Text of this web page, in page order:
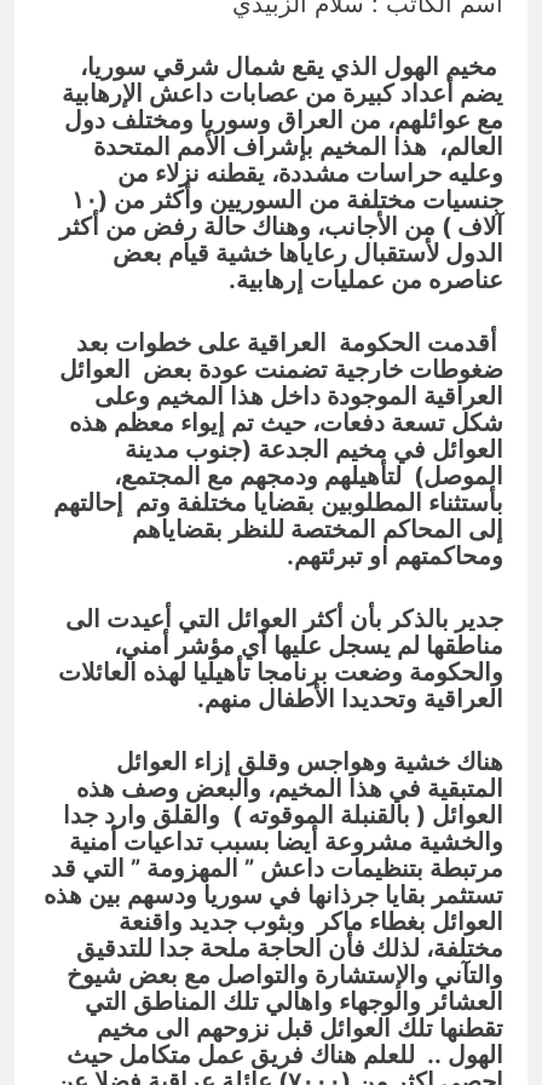
لهم الصلاة فلتقم طائفة منهم معك
مجلس عزاء حسيني (البصيرة في
القرآن الكريم وعند العباس عليه
السلام)12 ساعة Ago
مخيم الهول الذي يقع شمال شرقي سوريا،
يضم أعداد كبيرة من عصابات داعش الإرهابية
مع عوائلهم، من العراق وسوريا ومختلف دول
العالم، هذا المخيم بإشراف الأمم المتحدة
وعليه حراسات مشددة، يقطنه نزلاء من
جنسيات مختلفة من السوريين وأكثر من (١٠
آلاف ) من الأجانب، وهناك حالة رفض من أكثر
الدول لأستقبال رعاياها خشية قيام بعض
عناصره من عمليات إرهابية.
أقدمت الحكومة العراقية على خطوات بعد
ضغوطات خارجية تضمنت عودة بعض العوائل
العراقية الموجودة داخل هذا المخيم وعلى
شكل تسعة دفعات، حيث تم إيواء معظم هذه
العوائل في مخيم الجدعة (جنوب مدينة
الموصل) لتأهيلهم ودمجهم مع المجتمع،
بأستثناء المطلوبين بقضايا مختلفة وتم إحالتهم
إلى المحاكم المختصة للنظر بقضاياهم
ومحاكمتهم او تبرئتهم.
جدير بالذكر بأن أكثر العوائل التي أعيدت الى
مناطقها لم يسجل عليها أي مؤشر أمني،
والحكومة وضعت برنامجا تأهيليا لهذه العائلات
العراقية وتحديدا الأطفال منهم.
هناك خشية وهواجس وقلق إزاء العوائل
المتبقية في هذا المخيم، والبعض وصف هذه
العوائل ( بالقنبلة الموقوته ) والقلق وارد جدا
والخشية مشروعة أيضا بسبب تداعيات أمنية
مرتبطة بتنظيمات داعش ” المهزومة ” التي قد
تستثمر بقايا جرذانها في سوريا ودسهم بين هذه
العوائل بغطاء ماكر وبثوب جديد واقنعة
مختلفة، لذلك فأن الحاجة ملحة جدا للتدقيق
والتآني والإستشارة والتواصل مع بعض شيوخ
العشائر والوجهاء واهالي تلك المناطق التي
تقطنها تلك العوائل قبل نزوحهم الى مخيم
الهول .. للعلم هناك فريق عمل متكامل حيث